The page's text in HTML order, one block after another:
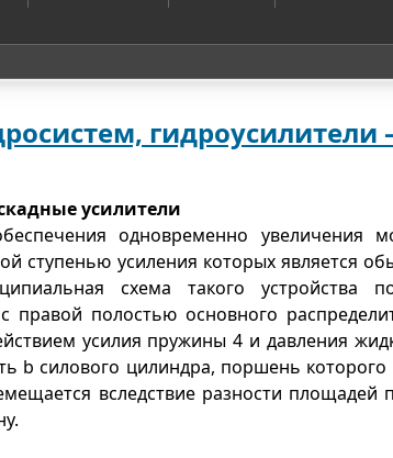
гидроусилители
усилители
одновременно увеличения
ступенью усиления которых является
схема такого устройства
полостью основного
усилия пружины 4 и давления
b силового цилиндра, поршень
вследствие разности площадей